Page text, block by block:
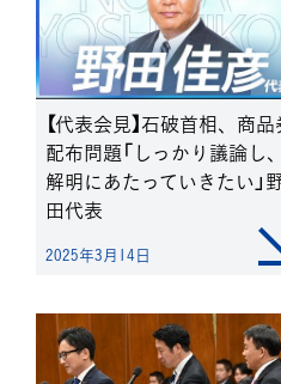
【代表会見】石破首相、商品
配布問題「しっかり議論し、
解明にあたっていきたい」
田代表
2025年3月14日